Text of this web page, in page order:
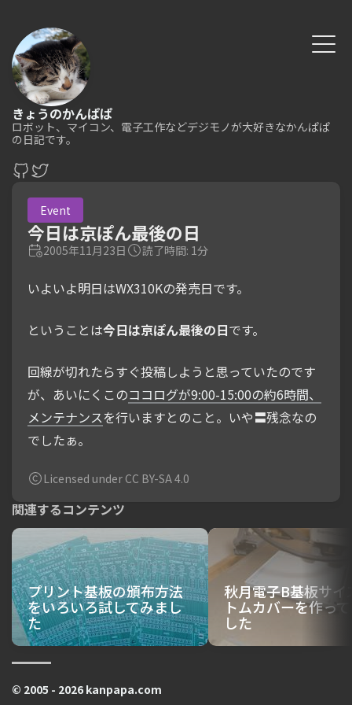
きょうのかんぱぱ
ロボット、マイコン、電子工作などデジモノが大好きなかんぱぱ
の日記です。
Event
今日は京ぽん最後の日
2005年11月23日 読了時間: 1分
いよいよ明日はWX310Kの発売日です。
ということは今日は京ぽん最後の日です。
回線が切れたらすぐ投稿しようと思っていたのです
が、あいにくこのココログが9:00-15:00の約6時間、
メンテナンスを行いますとのこと。いや〓残念なの
でしたぁ。
Licensed under CC BY-SA 4.0
関連するコンテンツ
プリント基板の頒布方法
をいろいろ試してみまし
た
秋月電子B基板サイ
トムカバーを作っ
した
© 2005 - 2026 kanpapa.com